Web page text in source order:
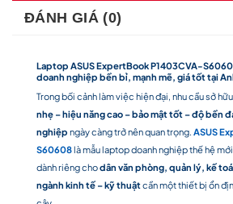
ĐÁNH GIÁ (0)
Laptop ASUS ExpertBook P1403CVA-
doanh nghiệp bền bỉ, mạnh mẽ, giá tốt tại
Trong bối cảnh làm việc hiện đại, nhu cầu sở
nhẹ – hiệu năng cao – bảo mật tốt – độ bền
nghiệp ngày càng trở nên quan trọng. ASUS
S60608là mẫu laptop doanh nghiệp thế hệ
dành riêng chodân văn phòng, quản lý, kế
ngành kinh tế – kỹ thuậtcần một thiết bị ổn